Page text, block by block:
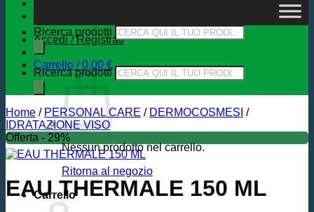
Accedi / Registrati
Carrello /0,00 €
Nessun prodotto nel carrello.
Ritorna al negozio
Carrello
Ricerca prodotti
Ricerca prodotti
Home / PERSONAL CARE / DERMOCOSMESI /
IDRATAZIONE VISO
Offerta - 29%
EAU THERMALE 150 ML